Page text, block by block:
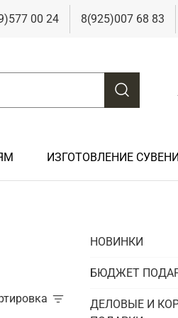
00 24 8(925)007 68 83
Подарки на юбилей
Подарки химику
Подарки чиновнику/
электрику
Подарки к Пасхе
Подарки рыбаку
ИЗГОТОВЛЕНИЕ
НОВИНКИ
БЮДЖЕТ
ДЕЛОВЫЕ И